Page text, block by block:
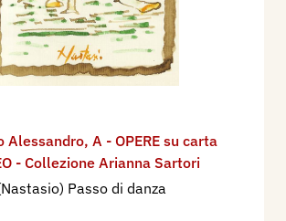
Alessandro, A - OPERE su carta
- Collezione Arianna Sartori
Passo di danza